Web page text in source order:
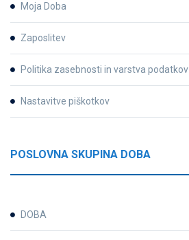
Moja Doba
Zaposlitev
Politika zasebnosti in varstva podatkov
Nastavitve piškotkov
POSLOVNA SKUPINA DOBA
DOBA